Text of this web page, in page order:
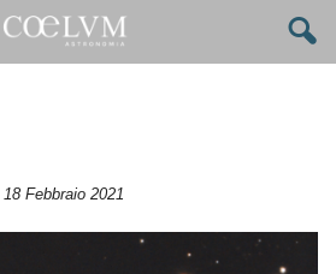
18 Febbraio 2021